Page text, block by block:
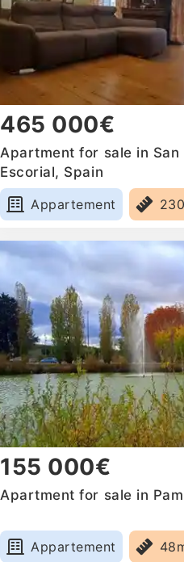
465 000€
Apartment for sale in San
Escorial, Spain
Appartement
155 000€
Apartment for sale in
Appartement